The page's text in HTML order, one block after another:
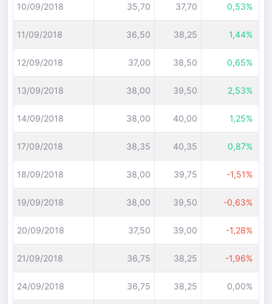
10/09/2018 35,70 37,70 0,53%
11/09/2018 36,50 38,25 1,44%
12/09/2018 37,00 38,50 0,65%
13/09/2018 38,00 39,50 2,53%
14/09/2018 38,00 40,00 1,25%
17/09/2018 38,35 40,35 0,87%
18/09/2018 38,00 39,75 -1,51%
19/09/2018 38,00 39,50 -0,63%
20/09/2018 37,50 39,00 -1,28%
21/09/2018 36,75 38,25 -1,96%
24/09/2018 36,75 38,25 0,00%